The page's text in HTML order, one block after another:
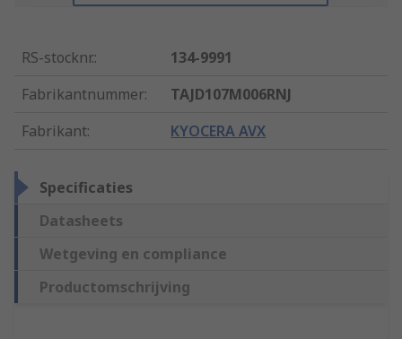
RS-stocknr.:
134-9991
Fabrikantnummer:
TAJD107M006RNJ
Fabrikant: KYOCERA AVX
Specificaties
Datasheets
Wetgeving en compliance
Productomschrijving